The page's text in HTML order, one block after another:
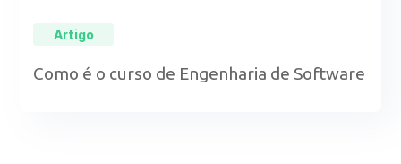
Artigo
Como é o curso de Engenharia de Software